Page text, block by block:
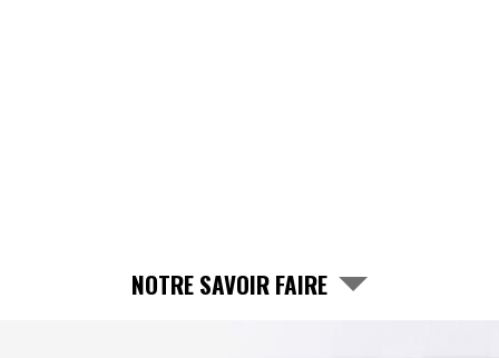
NOTRE SAVOIR FAIRE